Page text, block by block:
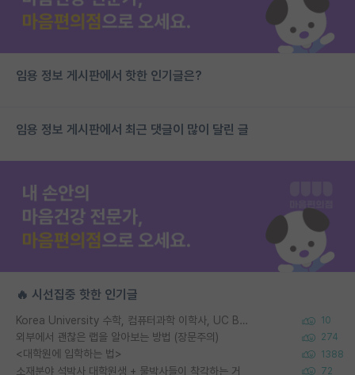
임용 정보 게시판에서 핫한 인기글은?
임용 정보 게시판에서 최근 댓글이 많이 달린 글
🔥 시선집중 핫한 인기글
Korea University 수학, 컴퓨터과학 이학사, UC Berkeley 산업공학 대학원 공학박사가 되는 것은 쉽지 않겠죠? 10
외부에서 괜찮은 랩을 알아보는 방법 (장문주의) 274
<대학원에 입학하는 법> 1388
소재분야 석박사 대학원생 + 물박사들이 착각하는 거 72